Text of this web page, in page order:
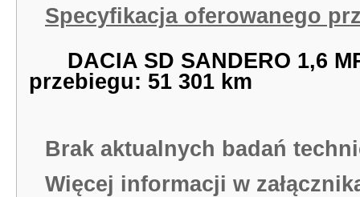
Specyfikacja oferowanego
DACIA SD SANDERO 1,6
przebiegu: 51 301 km
Brak aktualnych badań
Więcej informacji w